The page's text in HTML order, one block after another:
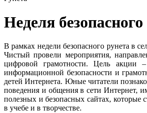
Неделя
В рамках недели безопасного рунета в
Чистый провели мероприятия,
цифровой грамотности. Цель акции
информационной безопасности и
детей Интернета. Юные читатели
поведения и общения в сети Интернет,
полезных и безопасных сайтах, которые
в учебе и в творчестве.